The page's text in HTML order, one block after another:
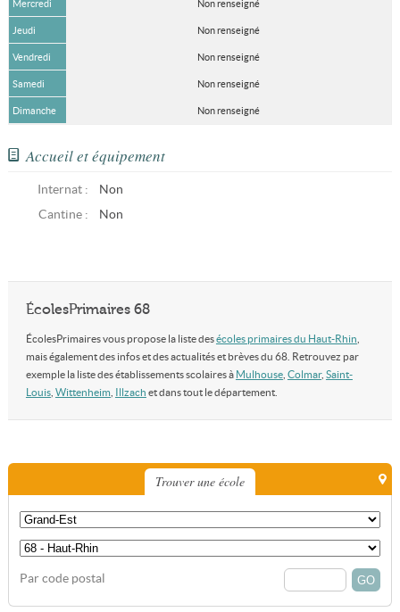
Mercredi Non renseigné
Jeudi Non renseigné
Vendredi Non renseigné
Samedi Non renseigné
Dimanche Non renseigné
Accueil et équipement
Internat :
Non
Cantine :
Non
ÉcolesPrimaires 68
ÉcolesPrimaires vous propose la liste desécoles primaires du Haut-Rhin
mais également des infos et des actualités et brèves du 68. Retrouvez par
exemple la liste des établissements scolaires à Mulhouse, Colmar, Saint-
Louis, Wittenheim Illzach et dans tout le département.
Trouver une école
Par code postal